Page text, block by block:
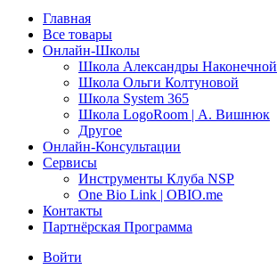
Главная
Все товары
Онлайн-Школы
Школа Александры Наконечной
Школа Ольги Колтуновой
Школа System 365
Школа LogoRoom | А. Вишнюк
Другое
Онлайн-Консультации
Сервисы
Инструменты Клуба NSP
One Bio Link | OBIO.me
Контакты
Партнёрская Программа
Войти